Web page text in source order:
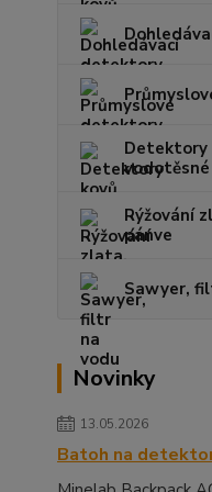
Detektory
vodotěsné
Rýžování
pánve
Sawyer,
Novinky
13.05.2026
Batoh na